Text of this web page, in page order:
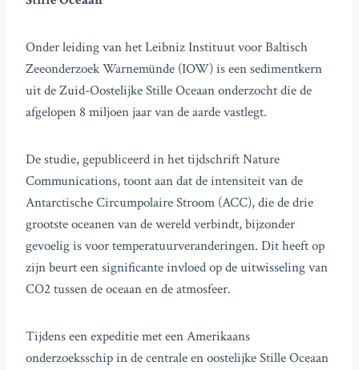
Onder leiding van het Leibniz Instituut voor Baltisch
Zeeonderzoek Warnemünde (IOW) is een sedimentkern
uit de Zuid-Oostelijke Stille Oceaan onderzocht die de
afgelopen 8 miljoen jaar van de aarde vastlegt.
De studie, gepubliceerd in het tijdschrift Nature
Communications, toont aan dat de intensiteit van de
Antarctische Circumpolaire Stroom (ACC), die de drie
grootste oceanen van de wereld verbindt, bijzonder
gevoelig is voor temperatuurveranderingen. Dit heeft op
zijn beurt een significante invloed op de uitwisseling van
CO2 tussen de oceaan en de atmosfeer.
Tijdens een expeditie met een Amerikaans
onderzoeksschip in de centrale en oostelijke Stille Oceaan